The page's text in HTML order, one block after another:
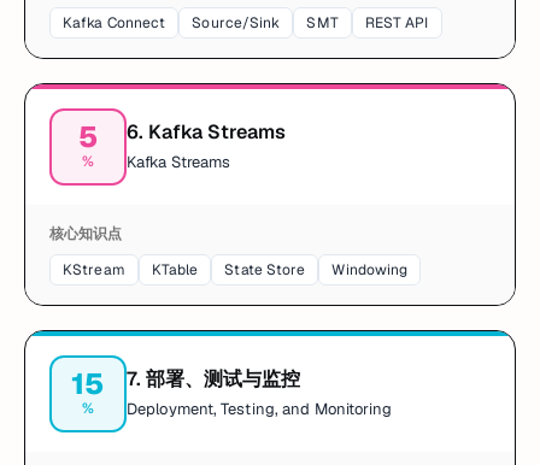
Kafka Connect
Source/Sink SMT REST API
5
%
6. Kafka Streams
Kafka Streams
核心知识点
KStream
KTable State Store Windowing
15
%
7. 部署、测试与监控
Deployment, Testing, and Monitoring